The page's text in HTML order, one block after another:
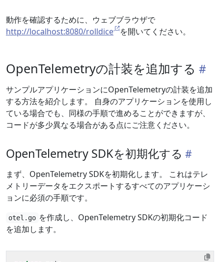
動作を確認するために、ウェブブラウザで
http://localhost:8080/rolldice
を開いてください。
OpenTelemetryの計装を追加する
サンプルアプリケーションにOpenTelemetryの計装を追加
する方法を紹介します。 自身のアプリケーションを使用し
ている場合でも、同様の手順で進めることができますが、
コードが多少異なる場合がある点にご注意ください。
OpenTelemetry SDKを初期化する
まず、OpenTelemetry SDKを初期化します。 これはテレ
メトリーデータをエクスポートするすべてのアプリケーシ
ョンに必須の手順です。
otel.go を作成し、OpenTelemetry SDKの初期化コード
を追加します。